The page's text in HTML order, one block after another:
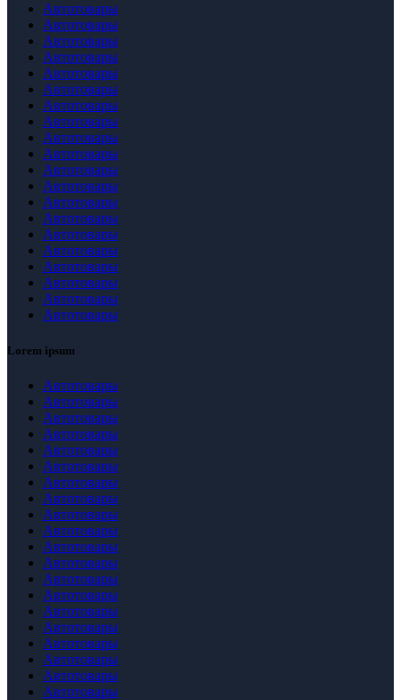
Автотовары
Автотовары
Автотовары
Автотовары
Автотовары
Автотовары
Автотовары
Автотовары
Автотовары
Автотовары
Автотовары
Автотовары
Автотовары
Автотовары
Автотовары
Автотовары
Автотовары
Автотовары
Автотовары
Автотовары
Lorem ipsum
Автотовары
Автотовары
Автотовары
Автотовары
Автотовары
Автотовары
Автотовары
Автотовары
Автотовары
Автотовары
Автотовары
Автотовары
Автотовары
Автотовары
Автотовары
Автотовары
Автотовары
Автотовары
Автотовары
Автотовары